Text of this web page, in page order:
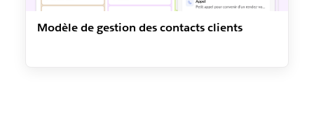
Modèle de gestion des contacts clients